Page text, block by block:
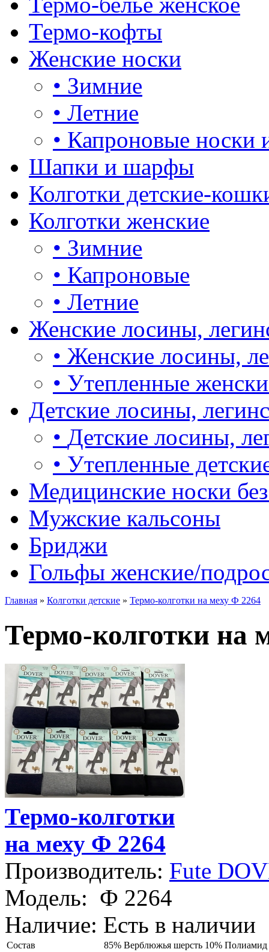
Термо-кофты
Женские носки
• Зимние
• Летние
• Капроновые носки
Шапки и шарфы
Колготки детские-
Колготки женские
• Зимние
• Капроновые
• Летние
Женские лосины,
• Женские лосины,
• Утепленные
Детские лосины,
• Детские лосины,
• Утепленные
Медицинские носки
Мужские кальсоны
Бриджи
Гольфы женские/
Главная » Колготки детские » Термо-колготки на меху Ф 2264
Термо-колготки на
Термо-колготки
на меху Ф 2264
Производитель: Fute
Модель: Ф 2264
Наличие: Есть в наличии
Состав 85% Верблюжья шерсть 10% Полиамид